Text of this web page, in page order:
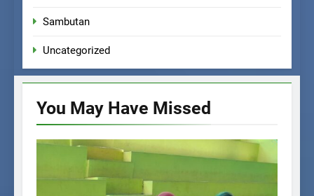
Sambutan
Uncategorized
You May Have Missed
BERITA SEKOLAH